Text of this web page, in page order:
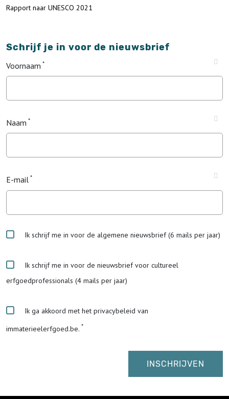
Rapport naar UNESCO 2021
Schrijf je in voor de nieuwsbrief
Voornaam
Naam
E-mail
Ik schrijf me in voor de algemene nieuwsbrief (6 mails per jaar)
Ik schrijf me in voor de nieuwsbrief voor cultureel
erfgoedprofessionals (4 mails per jaar)
Ik ga akkoord met het privacybeleid van
immaterieelerfgoed.be.